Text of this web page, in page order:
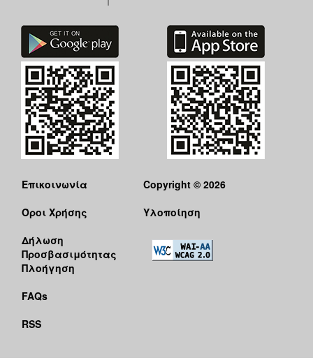
Επικοινωνία
Όροι Χρήσης
Δήλωση
Προσβασιμότητας
Πλοήγηση
FAQs
RSS
Copyright © 2026
Υλοποίηση